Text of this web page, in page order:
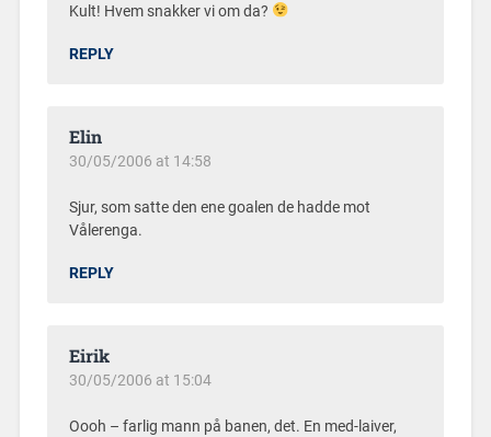
Kult! Hvem snakker vi om da?
REPLY
Elin
30/05/2006 at 14:58
Sjur, som satte den ene goalen de hadde mot
Vålerenga.
REPLY
Eirik
30/05/2006 at 15:04
Oooh – farlig mann på banen, det. En med-laiver,